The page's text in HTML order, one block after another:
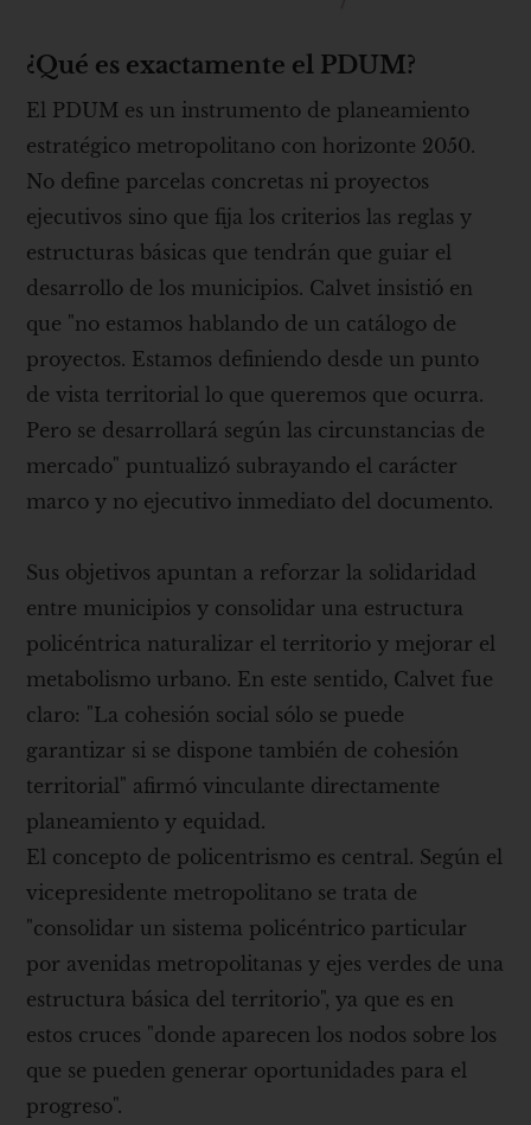
¿Qué es exactamente el PDUM?
El PDUM es un instrumento de planeamiento
estratégico metropolitano con horizonte 2050.
No define parcelas concretas ni proyectos
ejecutivos sino que fija los criterios las reglas y
estructuras básicas que tendrán que guiar el
desarrollo de los municipios. Calvet insistió en
que "no estamos hablando de un catálogo de
proyectos. Estamos definiendo desde un punto
de vista territorial lo que queremos que ocurra.
Pero se desarrollará según las circunstancias de
mercado" puntualizó subrayando el carácter
marco y no ejecutivo inmediato del documento.
Sus objetivos apuntan a reforzar la solidaridad
entre municipios y consolidar una estructura
policéntrica naturalizar el territorio y mejorar el
metabolismo urbano. En este sentido, Calvet fue
claro: "La cohesión social sólo se puede
garantizar si se dispone también de cohesión
territorial" afirmó vinculante directamente
planeamiento y equidad.
El concepto de policentrismo es central. Según el
vicepresidente metropolitano se trata de
"consolidar un sistema policéntrico particular
por avenidas metropolitanas y ejes verdes de una
estructura básica del territorio", ya que es en
estos cruces "donde aparecen los nodos sobre los
que se pueden generar oportunidades para el
progreso".